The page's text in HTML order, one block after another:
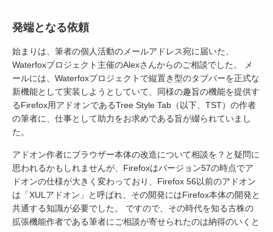
発端となる依頼
始まりは、筆者の個人活動のメールアドレス宛に届いた、
Waterfoxプロジェクト主催のAlexさんからのご相談でした。 メ
ールには、Waterfoxプロジェクトで縦置き型のタブバーを正式な
新機能として実装しようとしていて、同様の趣旨の機能を提供す
るFirefox用アドオンであるTree Style Tab（以下、TST）の作者
の筆者に、仕事として助力をお求めである旨が綴られていまし
た。
アドオン作者にブラウザー本体の改造について相談を？と疑問に
思われるかもしれませんが、Firefoxはバージョン57の時点でア
ドオンの仕様が大きく変わっており、Firefox 56以前のアドオン
は「XULアドオン」と呼ばれ、その開発にはFirefox本体の開発と
共通する知識が必要でした。 ですので、その時代を知る古株の
拡張機能作者である筆者にご相談が寄せられたのは納得のいくと